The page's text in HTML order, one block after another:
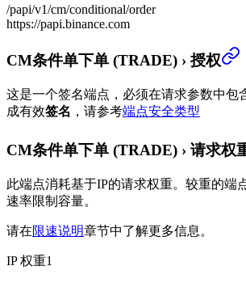
/papi/v1/cm/conditional/order
https://papi.binance.com
CM条件单下单 (TRADE) › 授权
这是一个签名端点，必须在请求参数中包
成有效签名 ，请参考端点安全类型
CM条件单下单 (TRADE) › 请求权
此端点消耗基于IP的请求权重。较重的端
速率限制容量。
请在限速说明章节中了解更多信息。
IP 权重1